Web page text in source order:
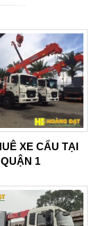
XE CẨU TẠI
QUẬN 1